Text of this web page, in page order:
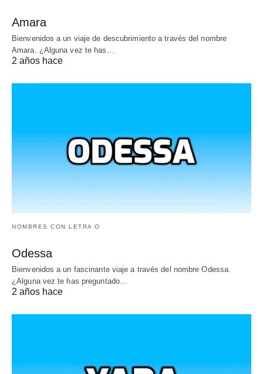
Amara
Bienvenidos a un viaje de descubrimiento a través del nombre
Amara. ¿Alguna vez te has…
2 años hace
NOMBRES CON LETRA O
Odessa
Bienvenidos a un fascinante viaje a través del nombre Odessa.
¿Alguna vez te has preguntado…
2 años hace